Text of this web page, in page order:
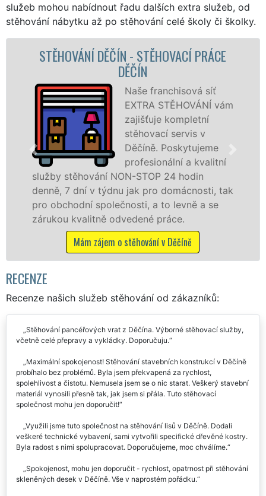
služeb mohou nabídnout řadu dalších extra služeb, od
stěhování nábytku až po stěhování celé školy či školky.
DĚČÍN - STĚHOVACÍ PRÁCE
Naše franchisová síť
EXTRA STĚHOVÁNÍ vám
zajišťuje kompletní
stěhovací servis v
Děčíně. Poskytujeme
profesionální a kvalitní
NON-STOP 24 hodin
týdnu jak pro domácnosti, tak
společnosti, a to levně a se
odvedené práce.
zájem o stěhování v Děčíně
STĚHOVACÍ
služby
celém okresu
franchisové sítě
včetně
Mám
RECENZE
Recenze našich služeb stěhování od zákazníků:
Stěhování pancéřových vrat z Děčína. Výborné stěhovací služby,
Maximální spokojenost! Stěhování stavebních konstrukcí v Děčíně
probíhalo bez problémů. Byla jsem překvapená za rychlost,
spolehlivost a čistotu. Nemusela jsem se o nic starat. Veškerý stavební
materiál vynosili přesně tak, jak jsem si přála. Tuto stěhovací
Využili jsme tuto společnost na stěhování lisů v Děčíně. Dodali
veškeré technické vybavení, sami vytvořili specifické dřevěné kostry.
Spokojenost, mohu jen doporučit - rychlost, opatrnost při stěhování